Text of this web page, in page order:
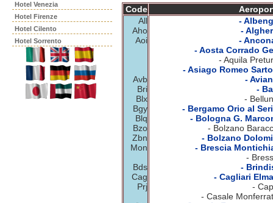
Hotel Venezia
Hotel Firenze
Hotel Cilento
Hotel Sorrento
Code
All
Aho
Aoi
Avb
Bri
Blx
Bgy
Blq
Bzo
Zbn
Mon
Bds
Cag
Prj
-
-
-
- Aosta Corrado
- Aquila
- Asiago Romeo
-
-
-
- Bergamo Orio al
- Bologna G.
- Bolzano
- Bolzano
- Brescia
-
-
- Cagliari
-
- Casale